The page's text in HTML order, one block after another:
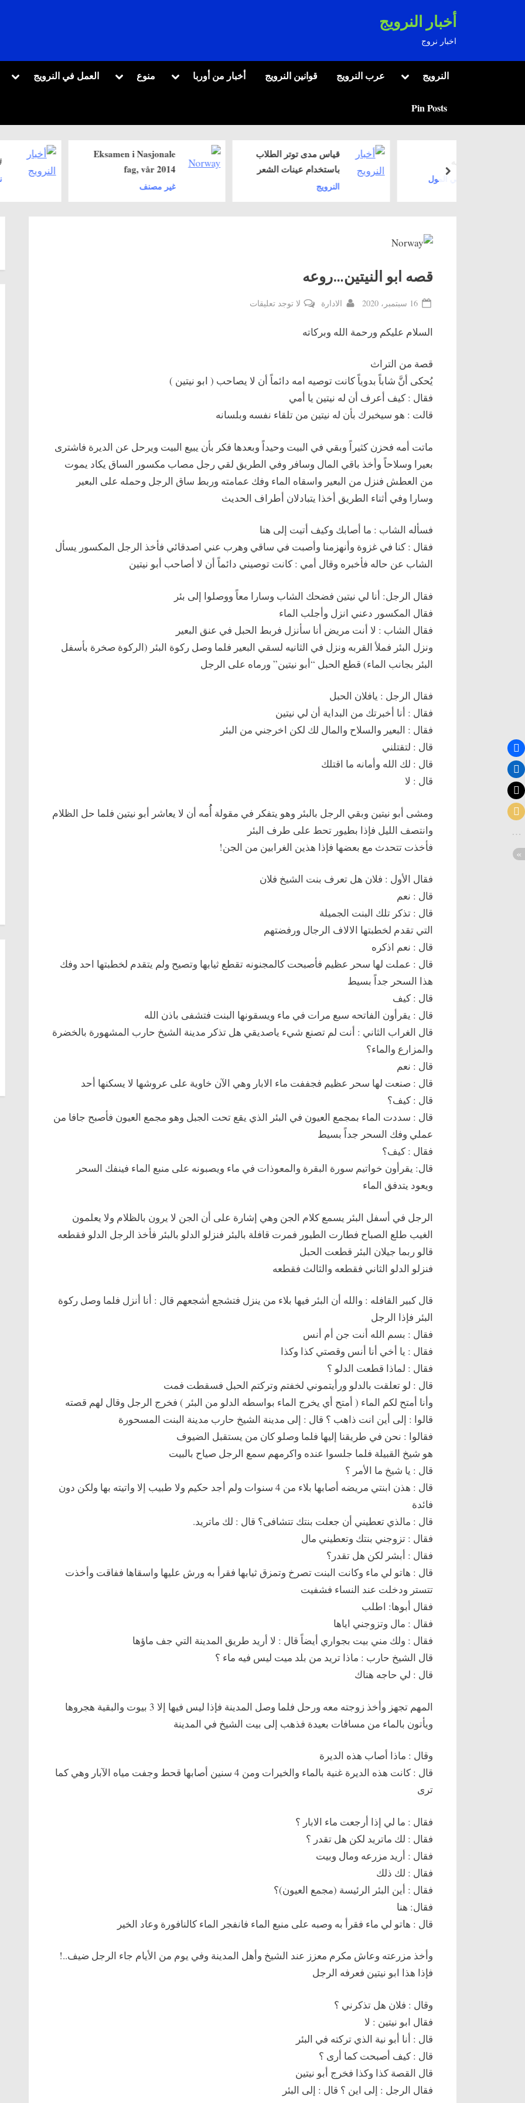
أخبار النرويج
اخبار نروج
النرويج Toggleعرب النرويج قوانين النرويج أخبار من أوربا Toggleمنوع Toggle
Toggle
sub-
menu
العمل في النرويج
Pin Posts
قياس مدى توتر الطلاب
باستخدام عينات الشعر
Eksamen i Nasjonale
fag, vår 2014
#لكَ#
نكت next
قصه ابو النيتين…روعه
Posted
16 سبتمبر، 2020 By
الادارة لا توجد تعليقات
السلام عليكم ورحمة الله وبركاته
قصة من التراث
يُحكى أنَّ شاباً بدوياً كانت توصيه امه دائماً أن لا يصاحب ( ابو نيتين )
فقال : كيف أعرف أن له نيتين يا أمي
قالت : هو سيخبرك بأن له نيتين من تلقاء نفسه وبلسانه
ماتت أمه فحزن كثيراً وبقي في البيت وحيداً وبعدها فكر بأن يبيع البيت ويرحل عن الديرة فاشترى
بعيرا وسلاحاً وأخذ باقي المال وسافر وفي الطريق لقي رجل مصاب مكسور الساق يكاد يموت
من العطش فنزل من البعير واسقاه الماء وفك عمامته وربط ساق الرجل وحمله على البعير
وسارا وفي أثناء الطريق أخذا يتبادلان أطراف الحديث
فسأله الشاب : ما أصابك وكيف أتيت إلى هنا
فقال : كنا في غزوة وأنهزمنا وأصبت في ساقي وهرب عني اصدقائي فأخذ الرجل المكسور يسأل
الشاب عن حاله فأخبره وقال أمي : كانت توصيني دائماً أن لا أصاحب أبو نيتين
فقال الرجل: أنا لي نيتين فضحك الشاب وسارا معاً ووصلوا إلى بئر
فقال المكسور دعني انزل وأجلب الماء
فقال الشاب : لا أنت مريض أنا سأنزل فربط الحبل في عنق البعير
ونزل البئر فملأ القربه ونزل في الثانيه لسقي البعير فلما وصل ركوة البئر (الركوة صخرة بأسفل
البئر بجانب الماء) قطع الحبل “أبو نيتين” ورماه على الرجل
فقال الرجل : يافلان الحبل
فقال : أنا أخبرتك من البداية أن لي نيتين
فقال : البعير والسلاح والمال لك لكن اخرجني من البئر
قال : لتقتلني
قال : لك الله وأمانه ما اقتلك
قال : لا
ومشى أبو نيتين وبقي الرجل بالبئر وهو يتفكر في مقولة أُُمه أن لا يعاشر أبو نيتين فلما حل الظلام
وانتصف الليل فإذا بطيور تحط على طرف البئر
فأخذت تتحدث مع بعضها فإذا هذين الغرابين من الجن!
فقال الأول : فلان هل تعرف بنت الشيخ فلان
قال : نعم
قال : تذكر تلك البنت الجميلة
التي تقدم لخطبتها الالاف الرجال ورفضتهم
قال : نعم اذكره
قال : عملت لها سحر عظيم فأصبحت كالمجنونه تقطع ثيابها وتصيح ولم يتقدم لخطبتها احد وفك
هذا السحر جداً بسيط
قال : كيف
قال : يقرأون الفاتحه سبع مرات في ماء ويسقونها البنت فتشفى باذن الله
قال الغراب الثاني : أنت لم تصنع شيء ياصديقي هل تذكر مدينة الشيخ حارب المشهورة بالخضرة
والمزارع والماء؟
قال : نعم
قال : صنعت لها سحر عظيم فجففت ماء الابار وهي الآن خاوية على عروشها لا يسكنها أحد
قال : كيف؟
قال : سددت الماء بمجمع العيون في البئر الذي يقع تحت الجبل وهو مجمع العيون فأصبح جافا من
عملي وفك السحر جداً بسيط
فقال : كيف؟
قال: يقرأون خواتيم سورة البقرة والمعوذات في ماء ويصبونه على منبع الماء فينفك السحر
ويعود يتدفق الماء
الرجل في أسفل البئر يسمع كلام الجن وهي إشارة على أن الجن لا يرون بالظلام ولا يعلمون
الغيب طلع الصباح فطارت الطيور فمرت قافلة بالبئر فنزلو الدلو بالبئر فأخذ الرجل الدلو فقطعه
قالو ربما جيلان البئر قطعت الحبل
فنزلو الدلو الثاني فقطعه والثالث فقطعه
قال كبير القافله : والله أن البئر فيها بلاء من ينزل فتشجع أشجعهم قال : أنا أنزل فلما وصل ركوة
البئر فإذا الرجل
فقال : بسم الله أنت جن أم أنس
فقال : يا أخي أنا أنس وقصتي كذا وكذا
فقال : لماذا قطعت الدلو ؟
قال : لو تعلقت بالدلو ورأيتموني لخفتم وتركتم الحبل فسقطت فمت
وأنا أمتح لكم الماء ( أمتح أي يخرج الماء بواسطه الدلو من البئر ) فخرج الرجل وقال لهم قصته
قالوا : إلى أين انت ذاهب ؟ قال : إلى مدينة الشيخ حارب مدينة البنت المسحورة
فقالوا : نحن في طريقنا إليها فلما وصلو كان من يستقبل الضيوف
هو شيخ القبيلة فلما جلسوا عنده واكرمهم سمع الرجل صياح بالبيت
قال : يا شيخ ما الأمر ؟
قال : هذن ابنتي مريضه أصابها بلاء من 4 سنوات ولم أجد حكيم ولا طبيب إلا واتيته بها ولكن دون
فائدة
قال : مالذي تعطيني أن جعلت بنتك تتشافى؟ قال : لك ماتريد.
فقال : تزوجني بنتك وتعطيني مال
فقال : أبشر لكن هل تقدر؟
قال : هاتو لي ماء وكانت البنت تصرخ وتمزق ثيابها فقرأ به ورش عليها واسقاها ففاقت وأخذت
تتستر ودخلت عند النساء فشفيت
فقال أبوها: اطلب
فقال : مال وتزوجني اياها
فقال : ولك مني بيت بجواري أيضاً قال : لا أريد طريق المدينة التي جف ماؤها
قال الشيخ حارب : ماذا تريد من بلد ميت ليس فيه ماء ؟
قال : لي حاجه هناك
المهم تجهز وأخذ زوجته معه ورحل فلما وصل المدينة فإذا ليس فيها إلا 3 بيوت والبقية هجروها
ويأتون بالماء من مسافات بعيدة فذهب إلى بيت الشيخ في المدينة
وقال : ماذا أصاب هذه الديرة
قال : كانت هذه الديرة غنية بالماء والخيرات ومن 4 سنين أصابها قحط وجفت مياه الآبار وهي كما
ترى
فقال : ما لي إذا أرجعت ماء الابار ؟
فقال : لك ماتريد لكن هل تقدر ؟
فقال : أريد مزرعه ومال وبيت
فقال : لك ذلك
فقال : أين البئر الرئيسة (مجمع العيون)؟
فقال: هنا
قال : هاتو لي ماء فقرأ به وصبه على منبع الماء فانفجر الماء كالنافورة وعاد الخير
وأخذ مزرعته وعاش مكرم معزز عند الشيخ وأهل المدينة وفي يوم من الأيام جاء الرجل ضيف..!
فإذا هذا ابو نيتين فعرفه الرجل
وقال : فلان هل تذكرني ؟
فقال ابو نيتين : لا
قال : أنا أبو نية الذي تركته في البئر
قال : كيف أصبحت كما أرى ؟
قال القصة كذا وكذا فخرج أبو نيتين
فقال الرجل : إلى اين ؟ قال : إلى البئر